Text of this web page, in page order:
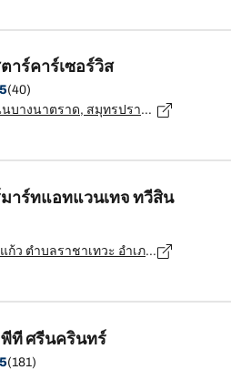
าร์คาร์เซอร์วิส
(40)
12/693 หมู่15 ถนนบางนาตราด, สมุทรปราการ - 10540
าร์ทแอทแวนเทจ ทวีสิน
48 หมู่14 ถนนกิ่งแก้ว ตำบลราชาเทวะ อำเภอบางพลี จังหวัดสมุทรปราการ 10540, สมุทรปราการ - 10540
ที ศรีนครินทร์
(181)